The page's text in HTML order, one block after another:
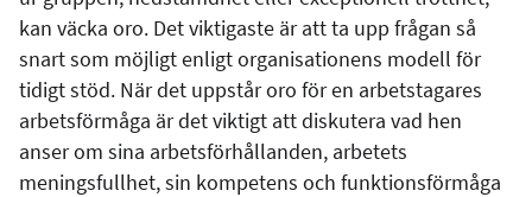
kan väcka oro. Det viktigaste är att ta upp frågan så
snart som möjligt enligt organisationens modell för
tidigt stöd. När det uppstår oro för en arbetstagares
arbetsförmåga är det viktigt att diskutera vad hen
anser om sina arbetsförhållanden, arbetets
meningsfullhet, sin kompetens och funktionsförmåga